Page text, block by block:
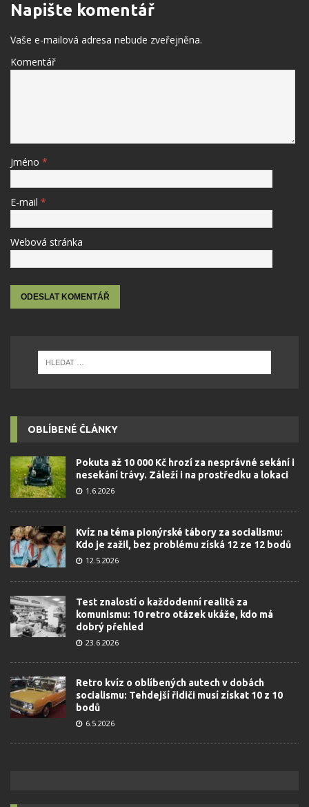
Napište komentář
Vaše e-mailová adresa nebude zveřejněna.
Komentář
Jméno *
E-mail *
Webová stránka
OBLÍBENÉ ČLÁNKY
Pokuta až 10 000 Kč hrozí za nesprávné sekání i
nesekání trávy. Záleží i na prostředku a lokaci
1.6.2026
Kvíz na téma pionýrské tábory za socialismu:
Kdo je zažil, bez problému získá 12 ze 12 bodů
12.5.2026
Test znalostí o každodenní realitě za
komunismu: 10 retro otázek ukáže, kdo má
dobrý přehled
23.6.2026
Retro kvíz o oblíbených autech v dobách
socialismu: Tehdejší řidiči musí získat 10 z 10
bodů
6.5.2026